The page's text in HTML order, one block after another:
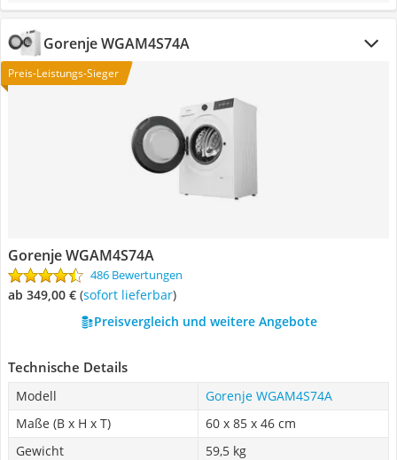
Gorenje WGAM4S74A
Preis-Leistungs-Sieger
Gorenje WGAM4S74A
486 Bewertungen
ab 349,00 € ( Sofort lieferbar)
Preisvergleich und weitere Angebote
Technische Details
Modell
Gorenje WGAM4S74A
Maße (B x H x T)
60 x 85 x 46 cm
Gewicht
59,5 kg